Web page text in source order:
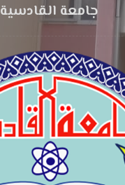
جامعة القادسية